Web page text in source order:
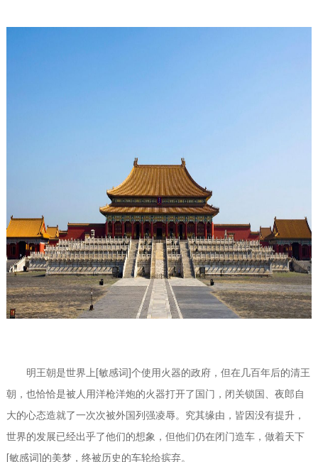
明王朝是世界上[敏感词]个使用火器的政府，但在几百年后的清王
朝，也恰恰是被人用洋枪洋炮的火器打开了国门，闭关锁国、夜郎自
大的心态造就了一次次被外国列强凌辱。究其缘由，皆因没有提升，
世界的发展已经出乎了他们的想象，但他们仍在闭门造车，做着天下
[敏感词]的美梦，终被历史的车轮给摈弃。